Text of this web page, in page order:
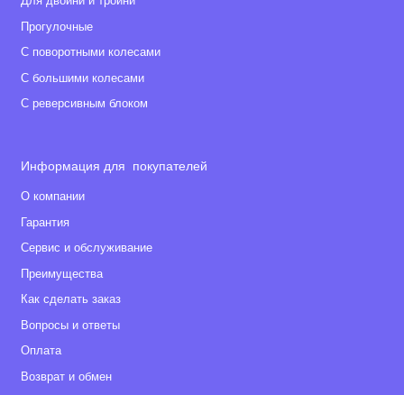
• Наклейки
• Инструкция
Габариты
• Ёмкость АКБ: 8ah
• Общая мощность: 165Wx2
• Вес (нетто): 14 кг
• Габариты (ДxШxВ): 100 x 66 x 65 см
• Вес в коробке (брутто): 18.4 кг
• Габариты упаковки (ДxШxВ): 93,7х65,7х43,2 см
• Объём: 0.266 м3
*Важная информация!
Производитель оставляет за собой право без
Прогулочные
С поворотными колесами
С большими колесами
С реверсивным блоком
Информация для покупателей
О компании
Гарантия
Сервис и обслуживание
Преимущества
Как сделать заказ
Вопросы и ответы
Оплата
Возврат и обмен